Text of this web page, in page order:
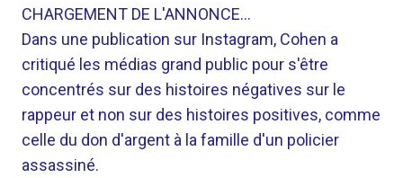
CHARGEMENT DE L'ANNONCE…
Dans une publication sur Instagram, Cohen a
critiqué les médias grand public pour s'être
concentrés sur des histoires négatives sur le
rappeur et non sur des histoires positives, comme
celle du don d'argent à la famille d'un policier
assassiné.